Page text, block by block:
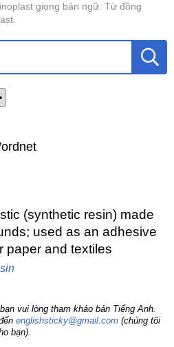
giọng bản ngữ. Từ đồng
(synthetic resin) made
used as an adhesive
paper and textiles
vui lòng tham khảo bản Tiếng Anh.
englishsticky@gmail.com (chúng tôi
bạn).